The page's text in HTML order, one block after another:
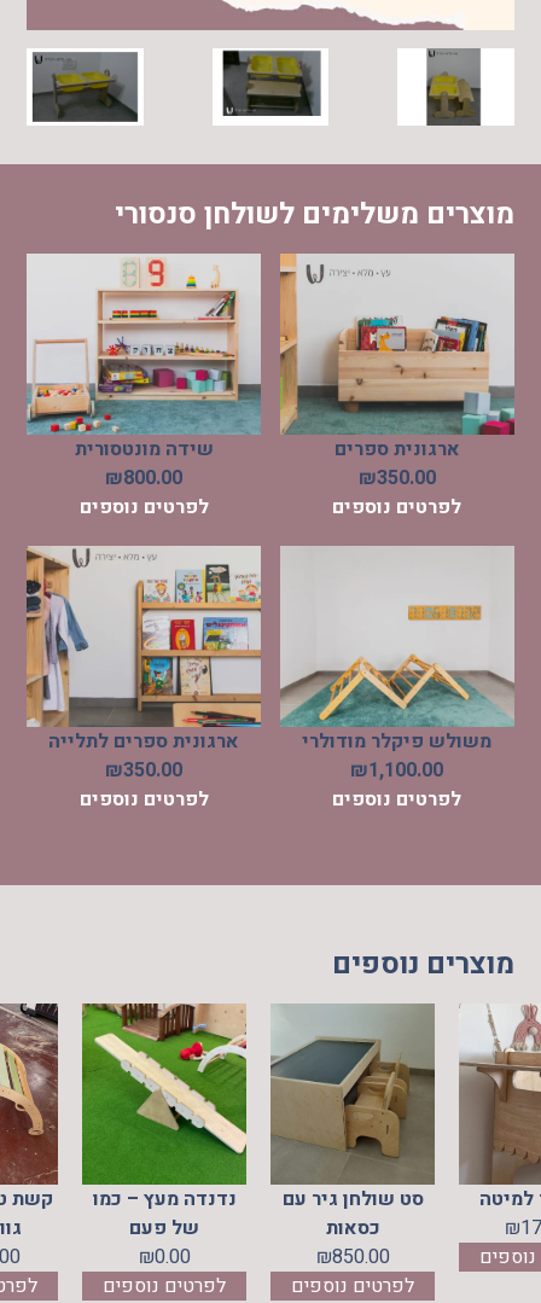
מוצרים משלימים לשולחן סנסורי
ארגונית ספרים
₪350.00
לפרטים נוספים
שידה מונטסורית
₪800.00
לפרטים נוספים
משולש פיקלר מודולרי
₪1,100.00
לפרטים נוספים
ארגונית ספרים לתלייה
₪350.00
לפרטים נוספים
מוצרים נוספים
נדנדה מעץ
של
₪
לפרטים
סט שולחן גיר עם
כסאות
₪
לפרטים נוספים
מדף צד למיטה
₪
לפרטים נוספים